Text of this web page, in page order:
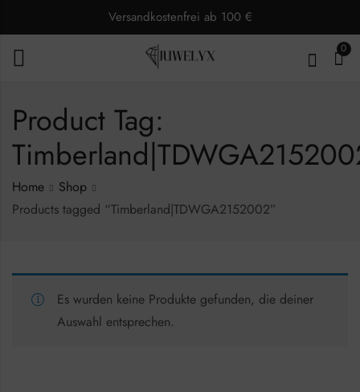
Versandkostenfrei ab 100 €
0
Product Tag:
Home
Shop
Products tagged “Timberland|TDWGA2152002”
Es wurden keine Produkte gefunden, die deiner
Auswahl entsprechen.